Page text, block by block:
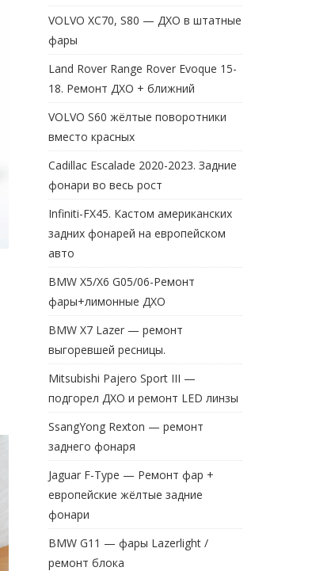
VOLVO XC70, S80 — ДХО в штатные
фары
Land Rover Range Rover Evoque 15-
18. Ремонт ДХО + ближний
VOLVO S60 жёлтые поворотники
вместо красных
Cadillac Escalade 2020-2023. Задние
фонари во весь рост
Infiniti-FX45. Кастом американских
задних фонарей на европейском
авто
BMW X5/X6 G05/06-Ремонт
фары+лимонные ДХО
BMW X7 Lazer — ремонт
выгоревшей ресницы.
Mitsubishi Pajero Sport III —
подгорел ДХО и ремонт LED линзы
SsangYong Rexton — ремонт
заднего фонаря
Jaguar F-Type — Ремонт фар +
европейские жёлтые задние
фонари
BMW G11 — фары Lazerlight /
ремонт блока